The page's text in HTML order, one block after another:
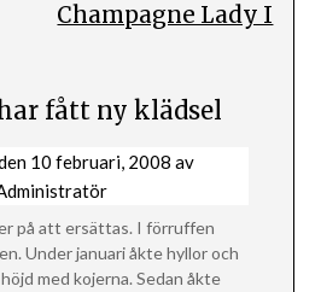
Champagne Lady I
fått ny klädsel
10 februari, 2008 av
på att ersättas. I förruffen
Under januari åkte hyllor och
med kojerna. Sedan åkte